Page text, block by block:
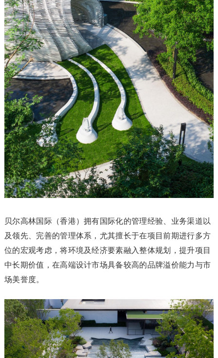
贝尔高林国际（香港）拥有国际化的管理经验、业务渠道以
及领先、完善的管理体系，尤其擅长于在项目前期进行多方
位的宏观考虑，将环境及经济要素融入整体规划，提升项目
中长期价值，在高端设计市场具备较高的品牌溢价能力与市
场美誉度。